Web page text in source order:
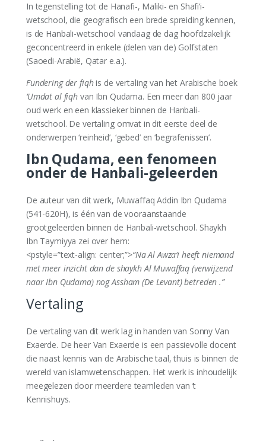
In tegenstelling tot de Hanafi-, Maliki- en Shafi‘i-
wetschool, die geografisch een brede spreiding kennen,
is de Hanbali-wetschool vandaag de dag hoofdzakelijk
geconcentreerd in enkele (delen van de) Golfstaten
(Saoedi-Arabië, Qatar e.a.).
Fundering der fiqhis de vertaling van het Arabische boek
‘Umdat al fiqh van Ibn Qudama. Een meer dan 800 jaar
oud werk en een klassieker binnen de Hanbali-
wetschool. De vertaling omvat in dit eerste deel de
onderwerpen ‘reinheid’, ‘gebed’ en ‘begrafenissen’.
Ibn Qudama, een fenomeen
onder de Hanbali-geleerden
De auteur van dit werk, Muwaffaq Addin Ibn Qudama
(541-620H), is één van de vooraanstaande
grootgeleerden binnen de Hanbali-wetschool. Shaykh
Ibn Taymiyya zei over hem:
<pstyle=”text-align: center;”>“Na Al Awza‘i heeft niemand
met meer inzicht dan de shaykh Al Muwaffaq (verwijzend
naar Ibn Qudama) nog Assham (De Levant) betreden .”
Vertaling
De vertaling van dit werk lag in handen van Sonny Van
Exaerde. De heer Van Exaerde is een passievolle docent
die naast kennis van de Arabische taal, thuis is binnen de
wereld van islamwetenschappen. Het werk is inhoudelijk
meegelezen door meerdere teamleden van ’t
Kennishuys.